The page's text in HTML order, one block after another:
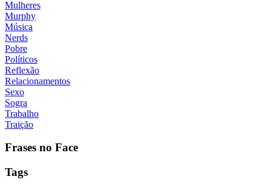
Mulheres
Murphy
Música
Nerds
Pobre
Políticos
Reflexão
Relacionamentos
Sexo
Sogra
Trabalho
Traição
Frases no Face
Tags